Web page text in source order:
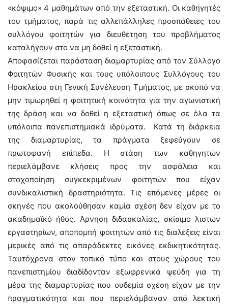
«κόψιμο» 4 μαθημάτων από την εξεταστική. Οι καθηγητές
του τμήματος, παρά τις αλλεπάλληλες προσπάθειες του
συλλόγου φοιτητών για διευθέτηση του προβλήματος
καταλήγουν στο να μη δοθεί η εξεταστική.
Αποφασίζεται παράσταση διαμαρτυρίας από τον Σύλλογο
Φοιτητών Φυσικής και τους υπόλοιπους Συλλόγους του
Ηρακλείου στη Γενική Συνέλευση Τμήματος, με σκοπό να
μην τιμωρηθεί η φοιτητική κοινότητα για την αγωνιστική
της δράση και να δοθεί η εξεταστική όπως σε όλα τα
υπόλοιπα πανεπιστημιακά ιδρύματα. Κατά τη διάρκεια
της διαμαρτυρίας, τα πράγματα ξεφεύγουν σε
πρωτοφανή επίπεδα. Η στάση των καθηγητών
περιελάμβανε κλήσεις προς την ασφάλεια και
στοχοποίηση συγκεκριμένων φοιτητών που είχαν
συνδικαλιστική δραστηριότητα. Τις επόμενες μέρες οι
σκηνές που ακολούθησαν καμία σχέση δεν είχαν με το
ακαδημαϊκό ήθος. Άρνηση διδασκαλίας, σκίσιμο λιστών
εργαστηρίων, αποπομπή φοιτητών από τις διαλέξεις είναι
μερικές από τις απαράδεκτες εικόνες εκδικητικότητας.
Ταυτόχρονα στον τοπικό τύπο και στους χώρους του
πανεπιστημίου διαδίδονταν εξωφρενικά ψεύδη για τη
μέρα της διαμαρτυρίας που ουδεμία σχέση είχαν με την
πραγματικότητα και που περιελάμβαναν από λεκτική